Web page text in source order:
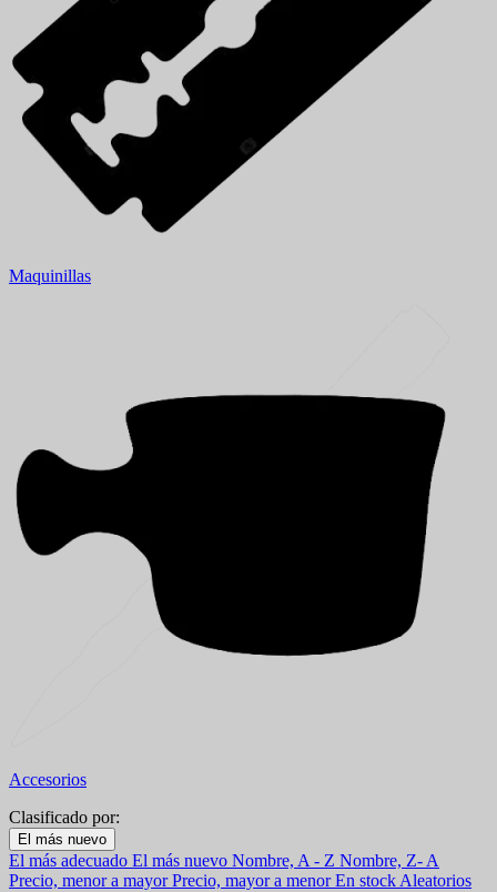
Maquinillas
Accesorios
Filters:
Clear
En stock
Clasificado por:
El más nuevo
El más adecuado El más nuevo Nombre, A - Z Nombre, Z- A
Precio, menor a mayorPrecio, mayor a menorEn stock Aleatorios